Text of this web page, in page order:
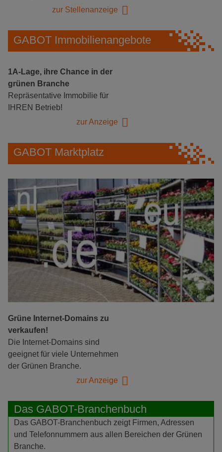
zur Stellenanzeige
GABOT Immobilienangebote
1A-Lage, ihre Chance in der
grünen Branche
Repräsentative Immobilie für
IHREN Betrieb!
zur Anzeige
GABOT Marktplatz
Grüne Internet-Domains zu
verkaufen!
Die Internet-Domains sind
geeignet für viele Unternehmen
der Grünen Branche.
zur Anzeige
Das GABOT-Branchenbuch
Das GABOT-Branchenbuch zeigt Firmen, Adressen
und Telefonnummern aus allen Bereichen der Grünen
Branche.